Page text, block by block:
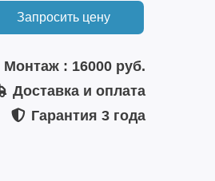
Запросить цену
Монтаж: 16000 руб.
Доставка и оплата
Гарантия 3 года